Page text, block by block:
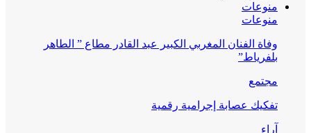
منوعات
منوعات
وفاة الفنان المغربي الكبير عبد القادر مطاع ” الطاهر
بلفرياط”
مجتمع
تفكيك عصابة إجرامية رقمية
آراء